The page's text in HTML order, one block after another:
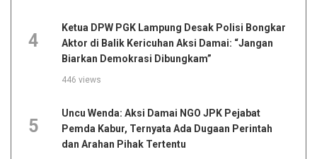
4
Ketua DPW PGK Lampung Desak Polisi Bongkar
Aktor di Balik Kericuhan Aksi Damai: “Jangan
Biarkan Demokrasi Dibungkam”
446 views
5
Uncu Wenda: Aksi Damai NGO JPK Pejabat
Pemda Kabur, Ternyata Ada Dugaan Perintah
dan Arahan Pihak Tertentu